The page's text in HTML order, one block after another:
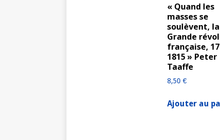
« Quand les
masses se
soulèvent, la
Grande
française,
1815 » Peter
Taaffe
8,50€
Ajouter au